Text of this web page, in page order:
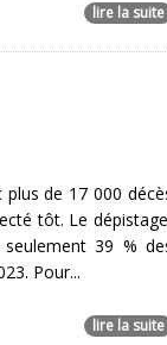
lire la suite
de 17 000
tôt. Le
39 %
Pour...
lire la suite